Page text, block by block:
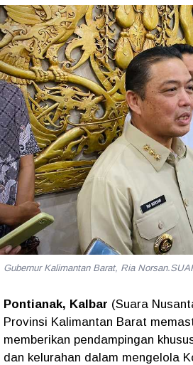
Gubernur Kalimantan Barat, Ria
Pontianak, Kalbar (Suara
Provinsi Kalimantan Barat
memberikan pendampingan
dan kelurahan dalam mengelola